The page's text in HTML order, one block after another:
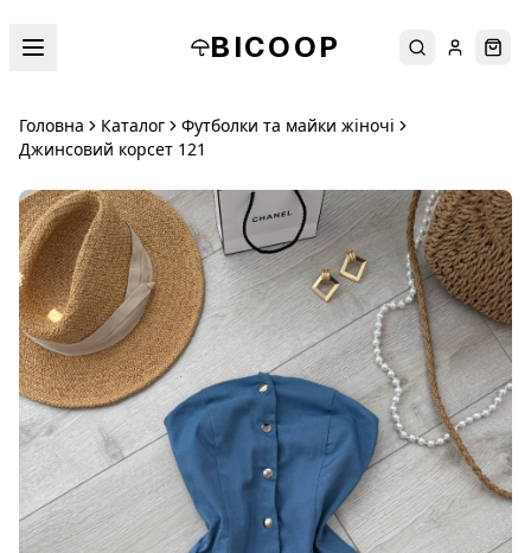
BICOOP ПошукУвійти
Головна Каталог
Футболки та майки жіночі
Джинсовий корсет 121